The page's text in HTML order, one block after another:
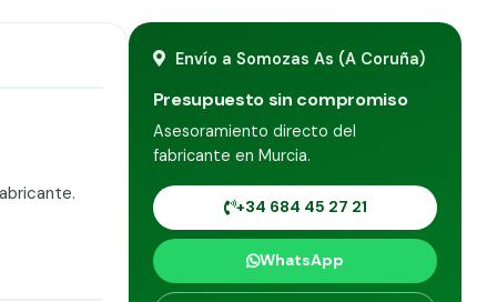
Envío a Somozas As (A Coruña)
Presupuesto sin compromiso
Asesoramiento directo del
fabricante en Murcia.
+34 684 45 27 21
WhatsApp